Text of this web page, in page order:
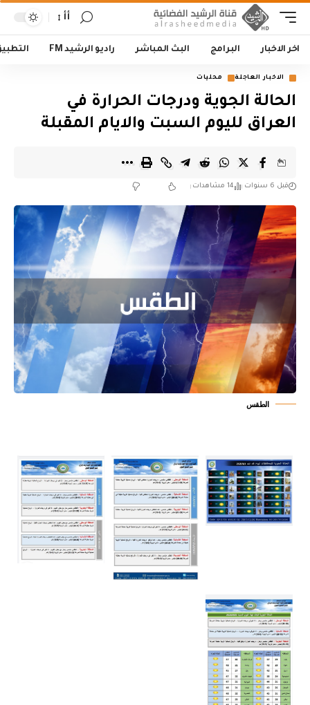
أأ
اخر الاخبار البرامج البث المباشر راديو الرشيد FM
الاخبار العاجلة محليات
الحالة الجوية ودرجات الحرارة في
العراق لليوم السبت والايام المقبلة
قبل 6 سنوات 14 مشاهدات
الطقس